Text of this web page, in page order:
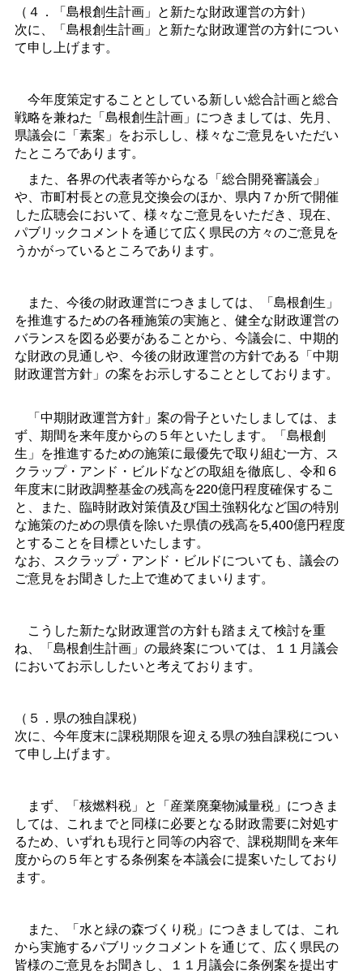
（４．「島根創生計画」と新たな財政運営の方針）
次に、「島根創生計画」と新たな財政運営の方針につい
て申し上げます。
今年度策定することとしている新しい総合計画と総合
戦略を兼ねた「島根創生計画」につきましては、先月、
県議会に「素案」をお示しし、様々なご意見をいただい
たところであります。
また、各界の代表者等からなる「総合開発審議会」
や、市町村長との意見交換会のほか、県内７か所で開催
した広聴会において、様々なご意見をいただき、現在、
パブリックコメントを通じて広く県民の方々のご意見を
うかがっているところであります。
また、今後の財政運営につきましては、「島根創生」
を推進するための各種施策の実施と、健全な財政運営の
バランスを図る必要があることから、今議会に、中期的
な財政の見通しや、今後の財政運営の方針である「中期
財政運営方針」の案をお示しすることとしております。
「中期財政運営方針」案の骨子といたしましては、ま
ず、期間を来年度からの５年といたします。「島根創
生」を推進するための施策に最優先で取り組む一方、ス
クラップ・アンド・ビルドなどの取組を徹底し、令和６
年度末に財政調整基金の残高を220億円程度確保するこ
と、また、臨時財政対策債及び国土強靱化など国の特別
な施策のための県債を除いた県債の残高を5,400億円程度
とすることを目標といたします。
なお、スクラップ・アンド・ビルドについても、議会の
ご意見をお聞きした上で進めてまいります。
こうした新たな財政運営の方針も踏まえて検討を重
ね、「島根創生計画」の最終案については、１１月議会
においてお示ししたいと考えております。
（５．県の独自課税）
次に、今年度末に課税期限を迎える県の独自課税につい
て申し上げます。
まず、「核燃料税」と「産業廃棄物減量税」につきま
しては、これまでと同様に必要となる財政需要に対処す
るため、いずれも現行と同等の内容で、課税期間を来年
度からの５年とする条例案を本議会に提案いたしており
ます。
また、「水と緑の森づくり税」につきましては、これ
から実施するパブリックコメントを通じて、広く県民の
皆様のご意見をお聞きし、１１月議会に条例案を提出す